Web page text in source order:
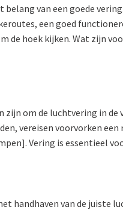
van een goede
een goed
hoek kijken. Wat zijn
om de luchtvering in
vereisen voorvorken
Vering is essentieel
handhaven van de